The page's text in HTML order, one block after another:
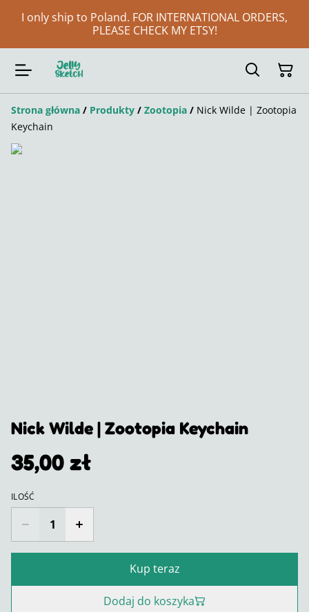
I only ship to Poland. FOR INTERNATIONAL ORDERS,
PLEASE CHECK MY ETSY!
Strona główna / Produkty / Zootopia / Nick Wilde | Zootopia
Keychain
Nick Wilde | Zootopia Keychain
35,00 zł
ILOŚĆ
Kup teraz
Dodaj do koszyka